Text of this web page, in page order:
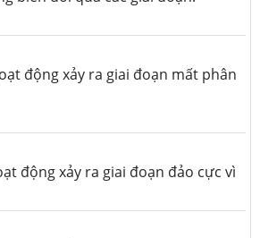
động xảy ra giai đoạn mất phân
động xảy ra giai đoạn đảo cực vì